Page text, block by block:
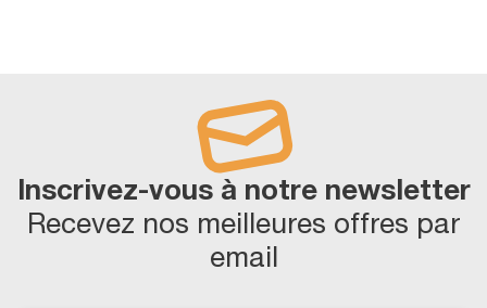
Inscrivez-vous à notre newsletter
Recevez nos meilleures offres par
email